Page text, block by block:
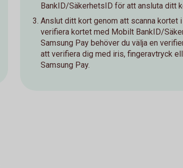
BankID/SäkerhetsID för att ansluta ditt
Anslut ditt kort genom att scanna kortet
verifiera kortet med Mobilt BankID/
Samsung Pay behöver du välja en
att verifiera dig med iris, fingeravtryck
Samsung Pay.